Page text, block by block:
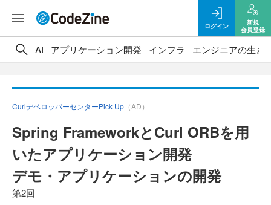
ログイン
新規
会員登録
AI アプリケーション開発 インフラ エンジニアの生き
CurlデベロッパーセンターPick Up （AD）
Spring FrameworkとCurl ORBを用
いたアプリケーション開発
デモ・アプリケーションの開発
第2回